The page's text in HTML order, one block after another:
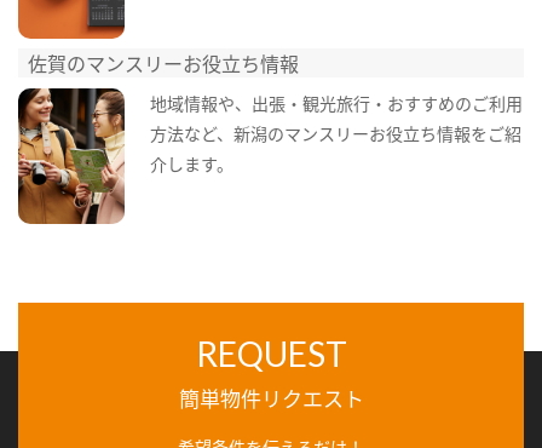
佐賀のマンスリーお役立ち情報
地域情報や、出張・観光旅行・おすすめのご利用
方法など、新潟のマンスリーお役立ち情報をご紹
介します。
REQUEST
簡単物件リクエスト